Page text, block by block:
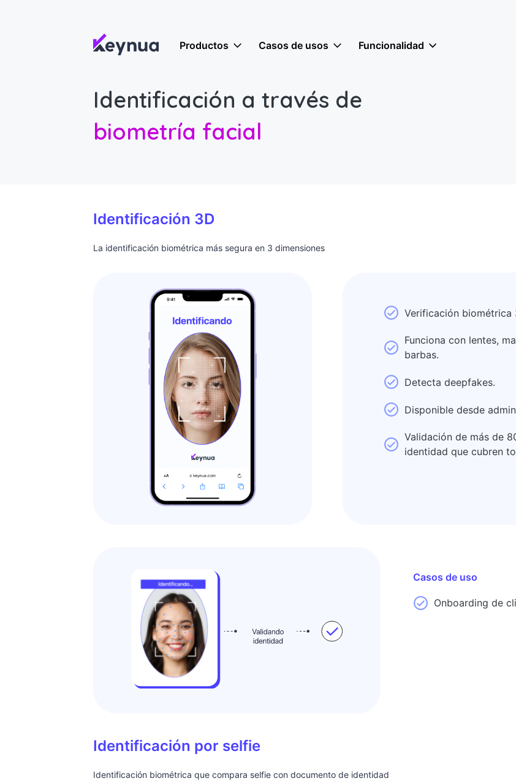
Productos Casos de usos Funcionalidad
Identificación a través de
biometría facial
Identificación 3D
La identificación biométrica más segura en 3 dimensiones
Verificación biométrica
Funciona con lentes,
barbas.
Detecta deepfakes.
Disponible desde
Validación de más de
identidad que cubren
Casos de uso
Onboarding de
Identificación por selfie
Identificación biométrica que compara selfie con documento de identidad